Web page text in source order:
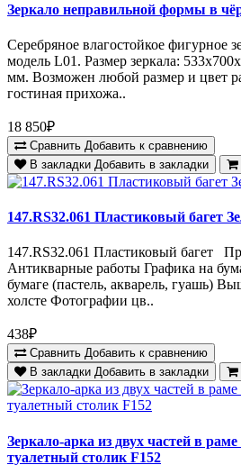
Зеркало неправильной формы в
Серебряное влагостойкое фигурное
модель L01. Размер зеркала:
мм. Возможен любой размер и цвет
гостиная прихожа..
18 850₽
Сравнить Добавить к сравнению
В закладки Добавить в закладки
147.RS32.061 Пластиковый багет
147.RS32.061 Пластиковый багет
Антикварные работы Графика на
бумаге (пастель, акварель, гуашь)
холсте Фотографии цв..
438₽
Сравнить Добавить к сравнению
В закладки Добавить в закладки
Зеркало-арка из двух частей в
туалетный столик F152